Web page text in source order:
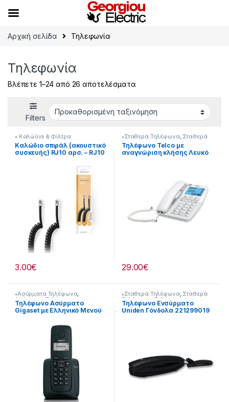
Αρχική σελίδα Τηλεφωνία
Τηλεφωνία
Βλέπετε 1–24 από 26 αποτελέσματα
Filters
• Καλώδια & Φίλτρα
Τηλεφώνικα Σταθερά
Τηλέφωνα
Καλώδιο σπιράλ (ακουστικό
συσκευής) RJ10 αρσ. – RJ10
3.00€
•Σταθερά Τηλέφωνα, Σταθερά
Τηλέφωνα Σταθέρη Τηλεφώνια
Τηλέφωνο Telco με
αναγνώριση κλήσης Λευκό
29.00€
•Ασύρματα Τηλέφωνα,
Ασύρματα Τηλέφωνα
Τηλεφωνία
Τηλέφωνο Ασύρματο
Gigaset με Ελληνικό Μενού
•Σταθερά Τηλέφωνα, Σταθερά
Τηλέφωνα Τηλεφωνία
Τηλέφωνο Ενσύρματο
Uniden Γόνδολα 221299019